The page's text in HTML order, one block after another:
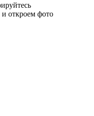
откроем фото